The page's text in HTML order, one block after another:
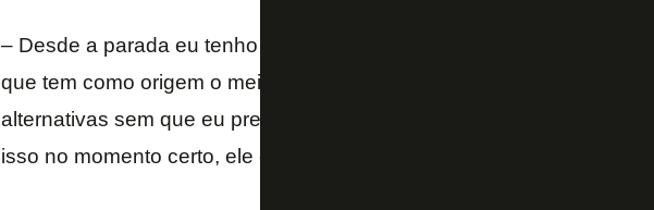
– Desde a parada eu tenho treinado essa situação, de Diego como
que tem como origem o meio-campo, tem condição de fazer isso. É
alternativas sem que eu precise substituir. Tenho treinado para que
isso no momento certo, ele é uma referência – bradou.